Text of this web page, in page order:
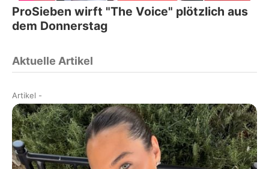
ProSieben wirft "The Voice" plötzlich aus
dem Donnerstag
Aktuelle Artikel
Artikel -